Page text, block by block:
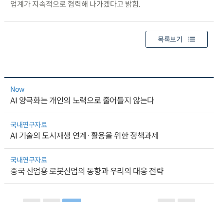
업계가 지속적으로 협력해 나가겠다고 밝힘.
목록보기
Now
AI 양극화는 개인의 노력으로 줄어들지 않는다
국내연구자료
AI 기술의 도시재생 연계·활용을 위한 정책과제
국내연구자료
중국 산업용 로봇산업의 동향과 우리의 대응 전략